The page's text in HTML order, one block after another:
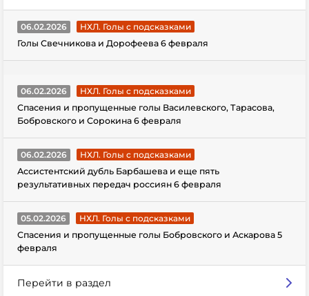
06.02.2026
НХЛ. Голы с подсказками
Голы Свечникова и Дорофеева 6 февраля
06.02.2026
НХЛ. Голы с подсказками
Спасения и пропущенные голы Василевского, Тарасова,
Бобровского и Сорокина 6 февраля
06.02.2026
НХЛ. Голы с подсказками
Ассистентский дубль Барбашева и еще пять
результативных передач россиян 6 февраля
05.02.2026
НХЛ. Голы с подсказками
Спасения и пропущенные голы Бобровского и Аскарова 5
февраля
Перейти в раздел